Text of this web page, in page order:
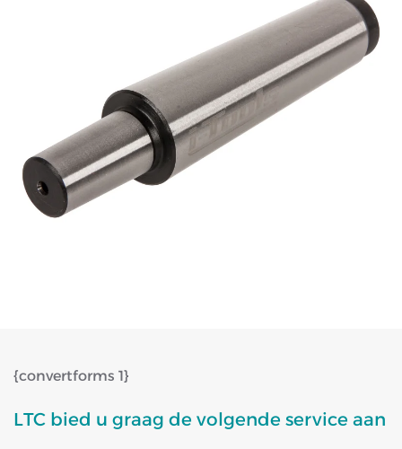
{convertforms 1}
LTC bied u graag de volgende service aan